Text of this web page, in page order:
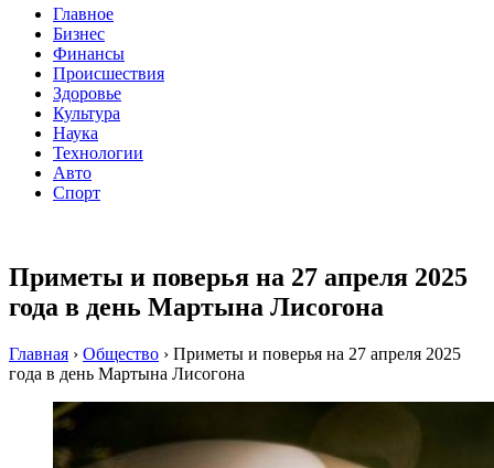
Главное
Бизнес
Финансы
Происшествия
Здоровье
Культура
Наука
Технологии
Авто
Спорт
Приметы и поверья на 27 апреля 2025
года в день Мартына Лисогона
Главная › Общество › Приметы и поверья на 27 апреля 2025
года в день Мартына Лисогона